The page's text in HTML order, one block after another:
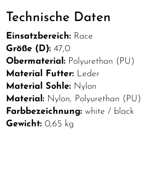
Technische Daten
Einsatzbereich: Race
Größe (D): 47,0
Obermaterial: Polyurethan (PU)
Material Futter: Leder
Material Sohle: Nylon
Material: Nylon, Polyurethan (PU)
Farbbezeichnung: white / black
Gewicht: 0,65 kg